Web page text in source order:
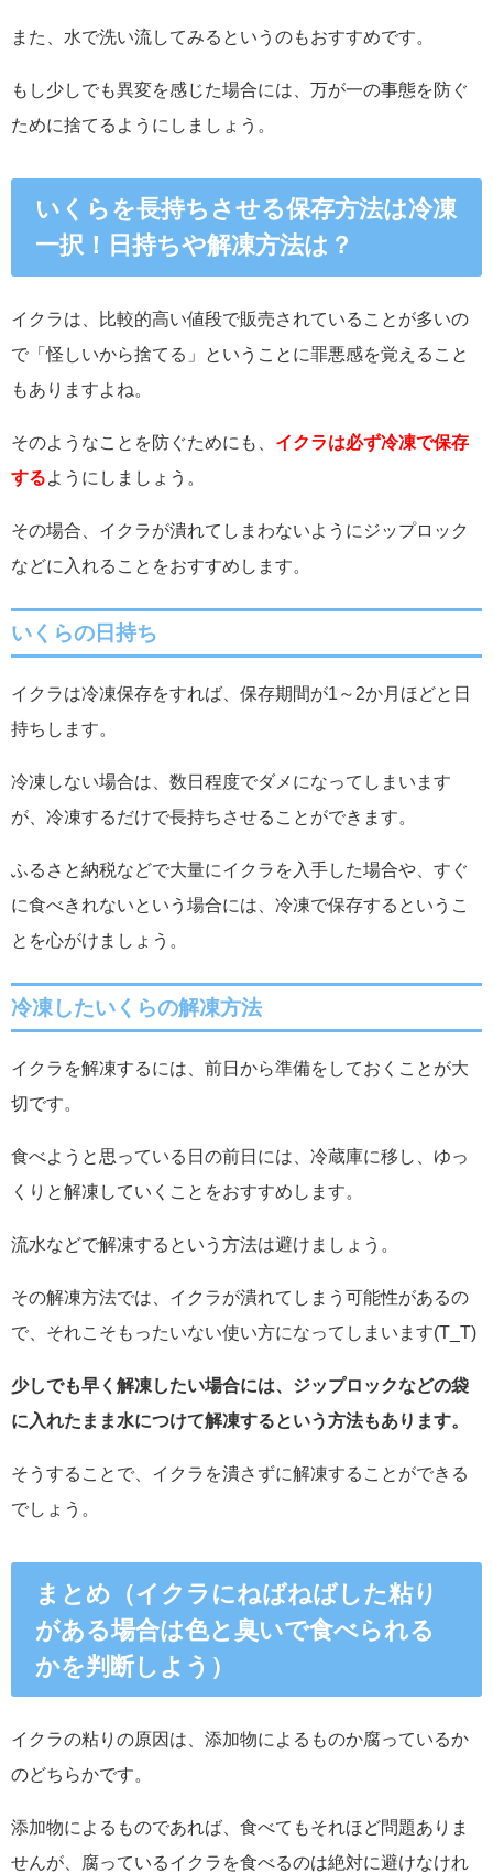
また、水で洗い流してみるというのもおすすめです。
もし少しでも異変を感じた場合には、万が一の事態を防ぐ
ために捨てるようにしましょう。
いくら を長持ちさせる保存方法は冷凍
一択！日持ちや解凍方法は？
イクラは、比較的高い値段で販売されていることが多いの
で「怪しいから捨てる」ということに罪悪感を覚えること
もありますよね。
そのようなことを防ぐためにも、 イクラは必ず冷凍で保存
する ようにしましょう。
その場合、イクラが潰れてしまわないようにジップロック
などに入れることをおすすめします。
いくらの日持ち
イクラは冷凍保存をすれば、保存期間が1～2か月ほどと日
持ちします。
冷凍しない場合は、数日程度でダメになってしまいます
が、冷凍するだけで長持ちさせることができます。
ふるさと納税などで大量にイクラを入手した場合や、すぐ
に食べきれないという場合には、冷凍で保存するというこ
とを心がけましょう。
冷凍したいくらの解凍方法
イクラを解凍するには、前日から準備をしておくことが大
切です。
食べようと思っている日の前日には、冷蔵庫に移し、ゆっ
くりと解凍していくことをおすすめします。
流水などで解凍するという方法は避けましょう。
その解凍方法では、イクラが潰れてしまう可能性があるの
で、それこそもったいない使い方になってしまいます(T_T)
少しでも早く解凍したい場合には、ジップロックなどの袋
に入れたまま水につけて解凍するという方法もあります。
そうすることで、イクラを潰さずに解凍することができる
でしょう。
まとめ（イクラにねばねばした粘り
がある場合は色と臭いで食べられる
かを判断しよう）
イクラの粘りの原因は、添加物によるものか腐っているか
のどちらかです。
添加物によるものであれば、食べてもそれほど問題ありま
せんが、腐っているイクラを食べるのは絶対に避けなけれ